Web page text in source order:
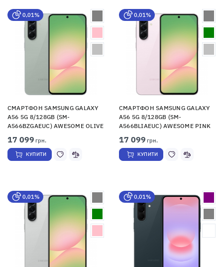
0,01%
СМАРТФОН SAMSUNG GALAXY
A56 5G 8/128GB (SM-
A566BZGAEUC) AWESOME OLIVE
17 099 грн.
КУПИТИ
0,01%
СМАРТФОН SAMSUNG GALAXY
A56 5G 8/128GB (SM-
A566BLIAEUC) AWESOME PINK
17 099 грн.
КУПИТИ
0,01% 0,01%